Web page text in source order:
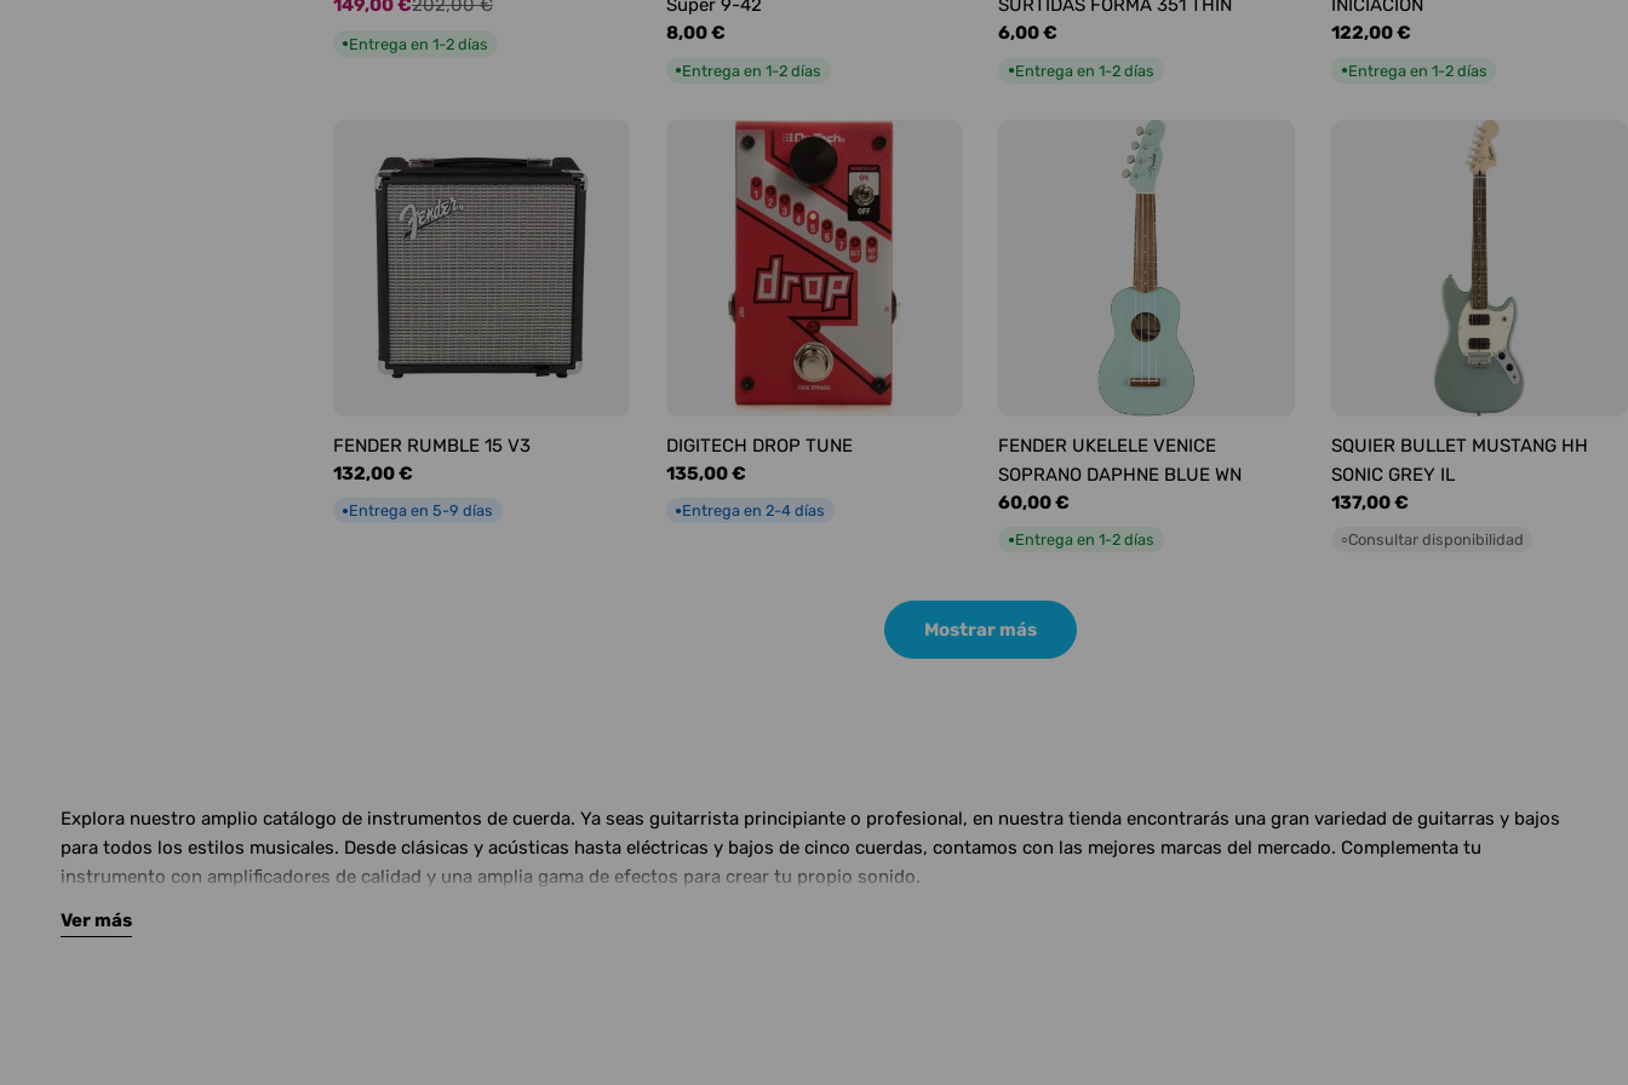
Precio
de
149,00 €
Precio
habitual
202,00 €
●Entrega en 1-2 días
Super 9-42
Precio
8,00 €
●Entrega en 1-2 días
SURTIDAS FORMA 351 THIN
Precio
6,00 €
●Entrega en 1-2 días
INICIACIÓN
Precio
122,00 €
●Entrega en 1-2 días
FENDER RUMBLE 15 V3
Precio
132,00 €
●Entrega en 5-9 días
DIGITECH DROP TUNE
Precio
135,00 €
●Entrega en 2-4 días
FENDER UKELELE VENICE
SOPRANO DAPHNE BLUE WN
Precio
60,00 €
●Entrega en 1-2 días
SQUIER BULLET MUSTANG HH
SONIC GREY IL
Precio
137,00 €
○Consultar disponibilidad
Mostrar más
Explora nuestro amplio catálogo de instrumentos de cuerda. Ya seas guitarrista principiante o profesional, en nuestra tienda encontrarás una gran variedad de guitarras y bajos
para todos los estilos musicales. Desde clásicas y acústicas hasta eléctricas y bajos de cinco cuerdas, contamos con las mejores marcas del mercado. Complementa tu
instrumento con amplificadores de calidad y una amplia gama de efectos para crear tu propio sonido.
Ver más